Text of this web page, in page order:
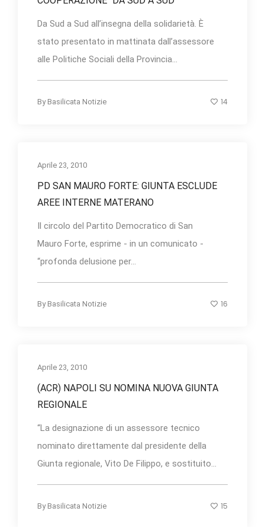
Da Sud a Sud all’insegna della solidarietà. È
stato presentato in mattinata dall’assessore
alle Politiche Sociali della Provincia...
By Basilicata Notizie 14
Aprile 23, 2010
PD SAN MAURO FORTE: GIUNTA ESCLUDE
AREE INTERNE MATERANO
Il circolo del Partito Democratico di San
Mauro Forte, esprime - in un comunicato -
“profonda delusione per...
By Basilicata Notizie 16
Aprile 23, 2010
(ACR) NAPOLI SU NOMINA NUOVA GIUNTA
REGIONALE
“La designazione di un assessore tecnico
nominato direttamente dal presidente della
Giunta regionale, Vito De Filippo, e sostituito...
By Basilicata Notizie 15